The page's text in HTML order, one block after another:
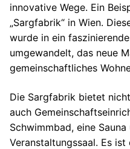
innovative Wege. Ein
„Sargfabrik“ in Wien.
wurde in ein
umgewandelt, das neue
gemeinschaftliches
Die Sargfabrik bietet
auch
Schwimmbad, eine Sauna
Veranstaltungssaal. Es